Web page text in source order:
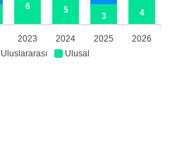
Uluslararası Ulusal
2023 2024 2025 2026
6 5
3 4